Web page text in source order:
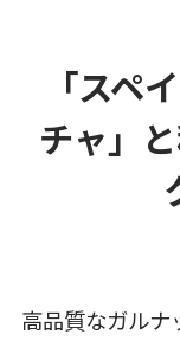
「スペ
チャ」
高品質なガル